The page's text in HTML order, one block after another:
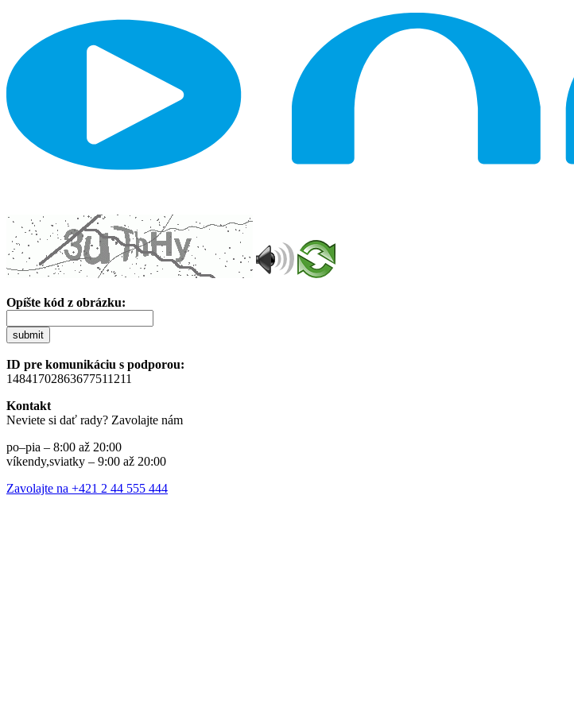
Opíšte kód z obrázku:
submit
ID pre komunikáciu s podporou:
14841702863677511211
Kontakt
Neviete si dať rady? Zavolajte nám
po–pia – 8:00 až 20:00
víkendy,sviatky – 9:00 až 20:00
Zavolajte na +421 2 44 555 444